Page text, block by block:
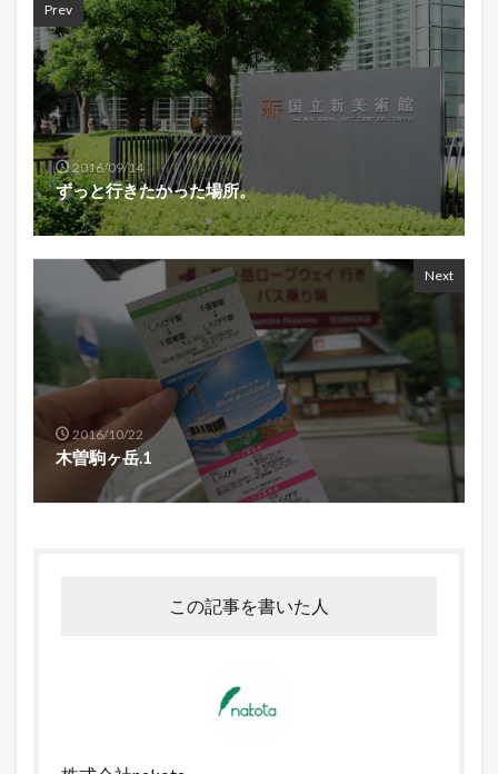
Prev
2016/09/14
ずっと行きたかった場所。
Next
2016/10/22
木曽駒ヶ岳.1
この記事を書いた人